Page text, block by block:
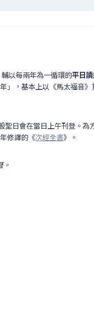
輔以每兩年為一循環的平日
，基本上以《馬太福音》
日會在當日上午刊登。為
修譯的《次經全書》。